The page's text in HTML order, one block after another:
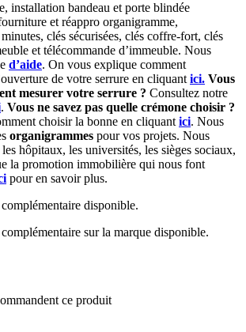
installation bandeau et porte blindée
et réappro organigramme,
clés sécurisées, clés coffre-fort, clés
et télécommande d’immeuble. Nous
d’aide. On vous explique comment
de votre serrure en cliquant ici. Vous
mesurer votre serrure ? Consultez notre
. Vous ne savez pas quelle crémone choisir ?
choisir la bonne en cliquant ici. Nous
organigrammes pour vos projets. Nous
hôpitaux, les universités, les sièges sociaux,
la promotion immobilière qui nous font
pour en savoir plus.
disponible.
sur la marque disponible.
recommandent ce produit